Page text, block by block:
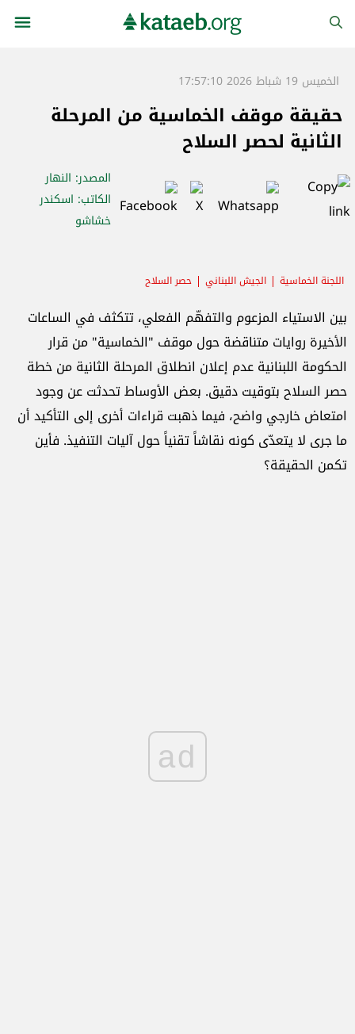
الخميس 19 شباط 2026 17:57:10
حقيقة موقف الخماسية من المرحلة
الثانية لحصر السلاح
المصدر: النهار
الكاتب: اسكندر
خشاشو
اللجنة الخماسية الجيش اللبناني حصر السلاح
بين الاستياء المزعوم والتفهّم الفعلي، تتكثف في الساعات
الأخيرة روايات متناقضة حول موقف "الخماسية" من قرار
الحكومة اللبنانية عدم إعلان انطلاق المرحلة الثانية من خطة
حصر السلاح بتوقيت دقيق. بعض الأوساط تحدثت عن وجود
امتعاض خارجي واضح، فيما ذهبت قراءات أخرى إلى التأكيد أن
ما جرى لا يتعدّى كونه نقاشاً تقنياً حول آليات التنفيذ. فأين
تكمن الحقيقة؟
ad